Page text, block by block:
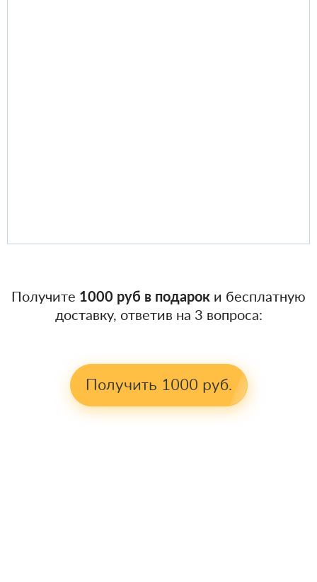
Получите 1000 руб в подарок и бесплатную
доставку, ответив на 3 вопроса:
Получить 1000 руб.